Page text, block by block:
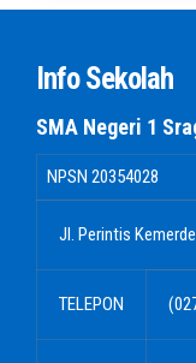
Info Sekolah
SMA Negeri 1
NPSN 20354028
Jl. Perintis
TELEPON